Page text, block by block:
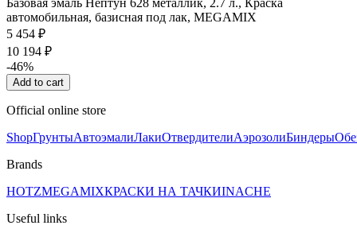
Базовая эмаль Нептун 628 металлик, 2.7 л., Краска
автомобильная, базисная под лак, MEGAMIX
5 454 ₽
10 194 ₽
-46%
Add to cart
Official online store
ShopГрунтыАвтоэмалиЛакиОтвердителиАэрозолиБиндеры
Brands
HOTZMEGAMIXКРАСКИ НА ТАЧКИINACHE
Useful links